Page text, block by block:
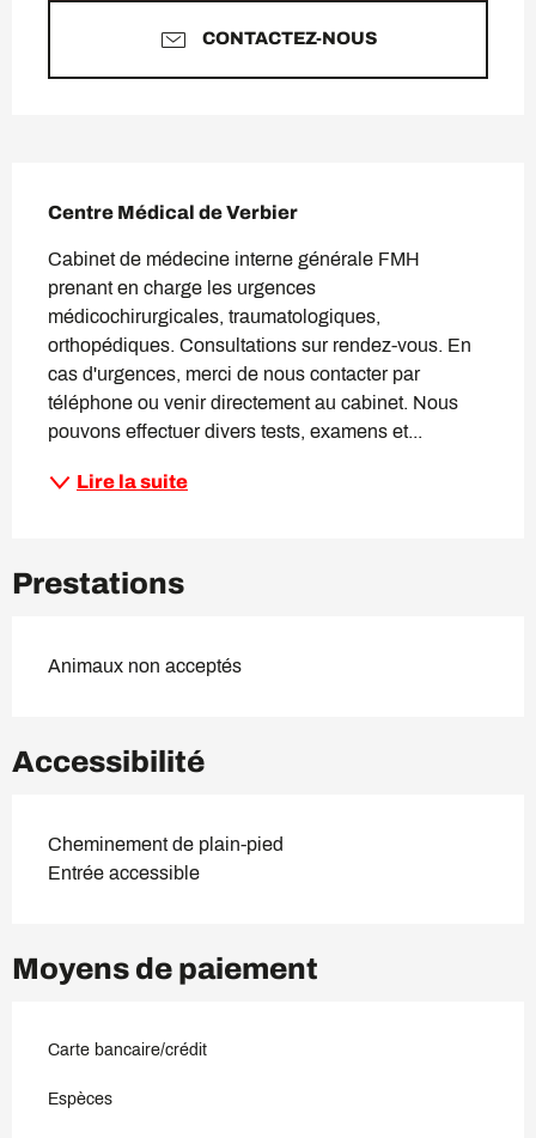
CONTACTEZ-NOUS
Centre Médical de Verbier
Cabinet de médecine interne générale FMH
prenant en charge les urgences
médicochirurgicales, traumatologiques,
orthopédiques. Consultations sur rendez-vous. En
cas d'urgences, merci de nous contacter par
téléphone ou venir directement au cabinet. Nous
pouvons effectuer divers tests, examens et...
Lire la suite
Prestations
Animaux non acceptés
Accessibilité
Cheminement de plain-pied
Entrée accessible
Moyens de paiement
Carte bancaire/crédit
Espèces